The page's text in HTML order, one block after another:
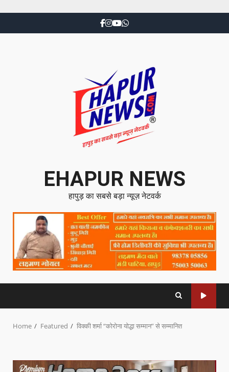
EHAPUR NEWS
हापुड़ का सबसे बड़ा न्यूज़ नेटवर्क
Home Featured विक्की शर्मा “कोरोना योद्धा सम्मान” से सम्मानित